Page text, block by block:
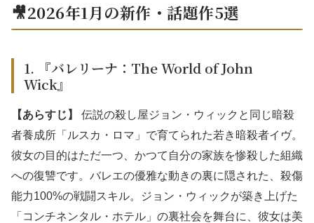
🎥2026年1月の新作・話題作5選
1. 『バレリーナ：The World of John
Wick』
【あらすじ】
伝説の殺し屋ジョン・ウィックと同じ暗殺
者養成所「ルスカ・ロマ」で育てられた若き暗殺者イヴ。
彼女の目的はただ一つ、かつて自分の家族を惨殺した組織
への復讐です。バレエの優雅な動きの裏に隠された、殺傷
能力100%の戦闘スキル。ジョン・ウィックが築き上げた
「コンチネンタル・ホテル」の裏社会を舞台に、彼女は美